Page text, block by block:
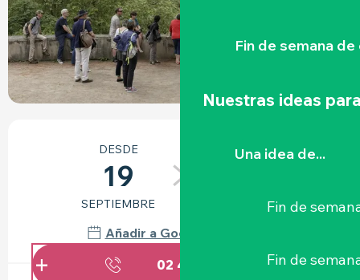
Fin de semana
Nuestras ideas
Una idea de...
Fin de
Fin de
DESDE
19
SEPTIEMBRE
HASTA
SEPTIEMBRE
Añadir a Google Calendar
02 40 54 75